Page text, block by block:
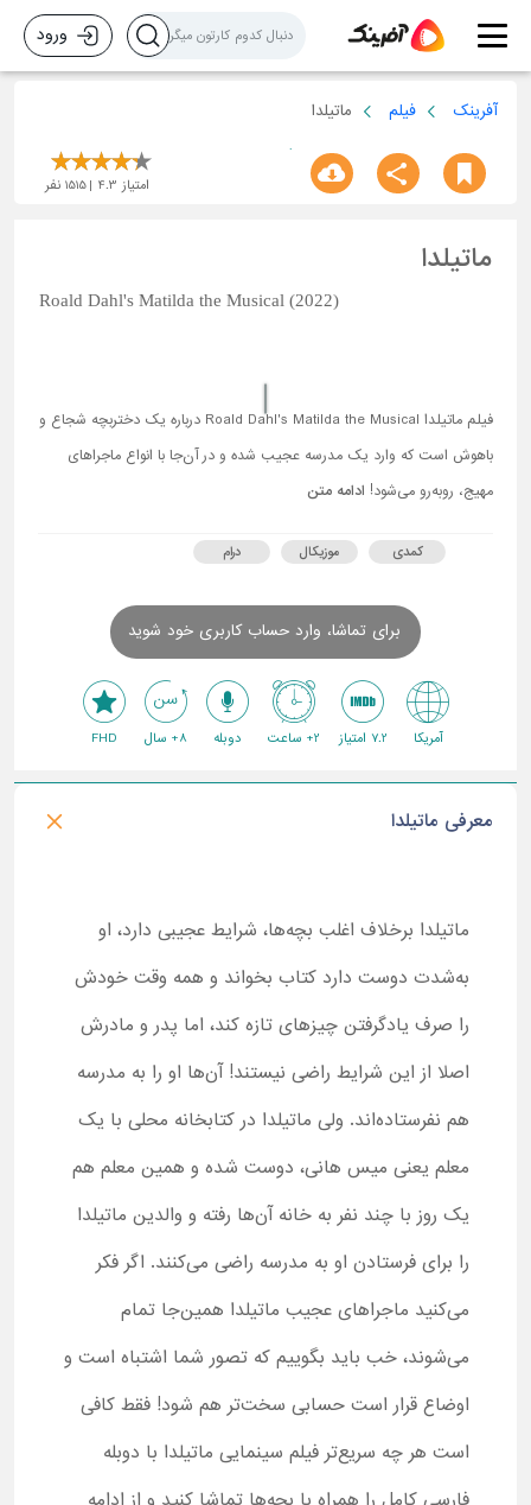
ورود
آفرینک فیلم ماتیلدا
امتیاز 4.3
1515 نفر
ماتیلدا
Roald Dahl's Matilda the Musical (2022)
فیلم ماتیلدا Roald Dahl's Matilda the Musical درباره یک دختربچه شجاع و
باهوش است که وارد یک مدرسه عجیب شده و در آن‌جا با انواع ماجراهای
مهیج، روبه‌رو می‌شود! ادامه متن
کمدی موزیکال درام
برای تماشا، وارد حساب کاربری خود شوید
آمریکا 7.2 امتیاز 2+ ساعت دوبله 8+ سال FHD
معرفی ماتیلدا
ماتیلدا برخلاف اغلب بچه‌ها، شرایط عجیبی دارد، او
به‌شدت دوست دارد کتاب بخواند و همه وقت خودش
را صرف یادگرفتن چیزهای تازه کند، اما پدر و مادرش
اصلا از این شرایط راضی نیستند! آن‌ها او را به مدرسه
هم نفرستاده‌اند. ولی ماتیلدا در کتابخانه محلی با یک
معلم یعنی میس هانی، دوست شده و همین معلم هم
یک روز با چند نفر به خانه آن‌ها رفته و والدین ماتیلدا
را برای فرستادن او به مدرسه راضی می‌کنند. اگر فکر
می‌کنید ماجراهای عجیب ماتیلدا همین‌جا تمام
می‌شوند، خب باید بگوییم که تصور شما اشتباه است و
اوضاع قرار است حسابی سخت‌تر هم شود! فقط کافی
است هر چه سریع‌تر فیلم سینمایی ماتیلدا با دوبله